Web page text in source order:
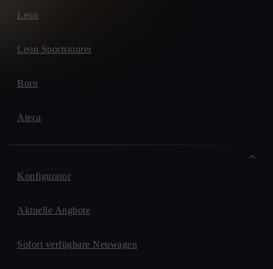
Leon
Leon Sportstourer
Born
Ateca
Konfigurator
Aktuelle Angbote
Sofort verfügbare Neuwagen